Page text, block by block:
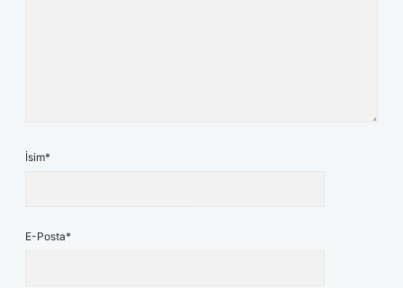
İsim*
E-Posta*